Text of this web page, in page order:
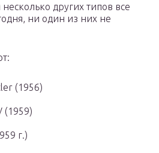
несколько других типов все
ни один из них не
(1956)
(1959)
г.)